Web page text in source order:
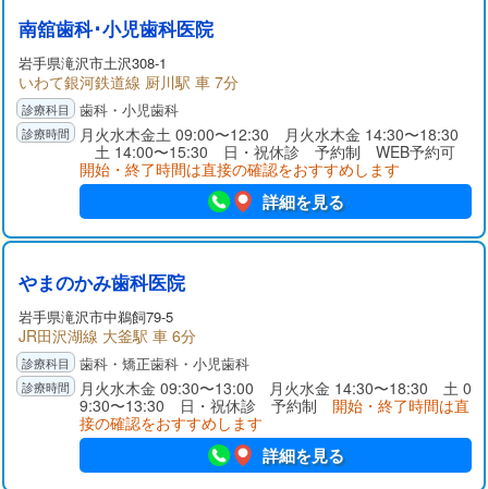
南舘歯科･小児歯科医院
岩手県滝沢市土沢308-1
いわて銀河鉄道線 厨川駅 車 7分
歯科・小児歯科
月火水木金土 09:00〜12:30 月火水木金 14:30〜18:30
土 14:00〜15:30 日・祝休診 予約制 WEB予約可
開始・終了時間は直接の確認をおすすめします
詳細を見る
やまのかみ歯科医院
岩手県滝沢市中鵜飼79-5
JR田沢湖線 大釜駅 車 6分
歯科・矯正歯科・小児歯科
月火水木金 09:30〜13:00 月火水金 14:30〜18:30 土 0
9:30〜13:30 日・祝休診 予約制 開始・終了時間は直
接の確認をおすすめします
詳細を見る